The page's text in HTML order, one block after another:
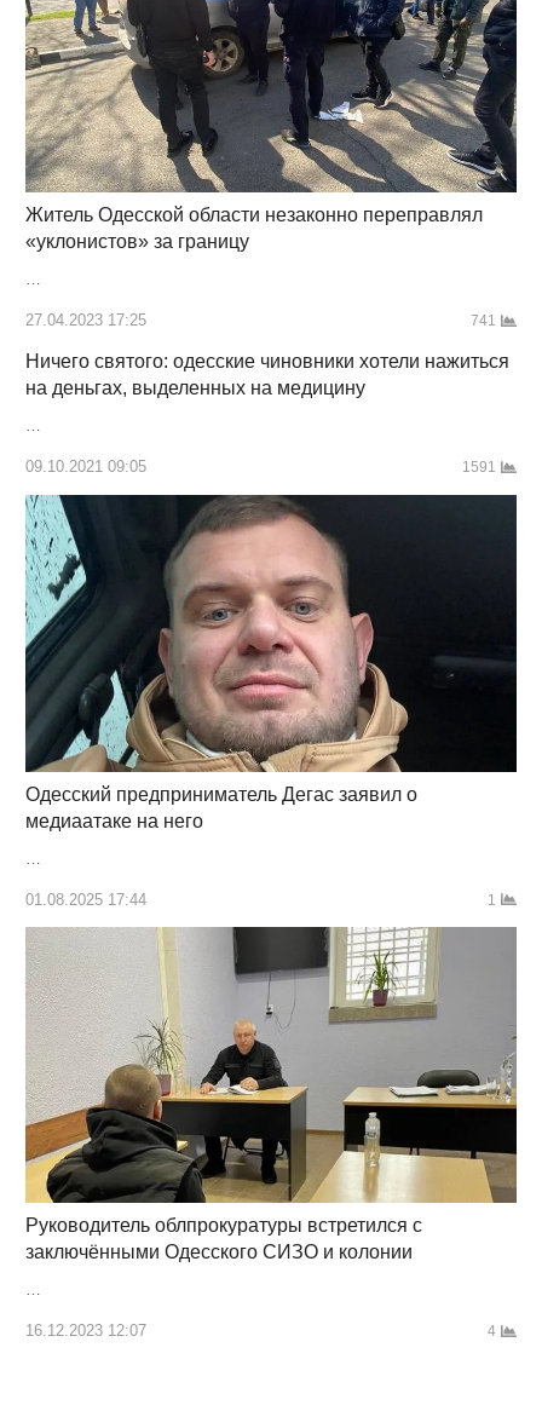
Житель Одесской области незаконно переправлял
«уклонистов» за границу
…
27.04.2023 17:25 741
Ничего святого: одесские чиновники хотели нажиться
на деньгах, выделенных на медицину
…
09.10.2021 09:05 1591
Одесский предприниматель Дегас заявил о
медиаатаке на него
01.08.2025 17:44 1
Руководитель облпрокуратуры встретился с
заключёнными Одесского СИЗО и колонии
…
16.12.2023 12:07 4